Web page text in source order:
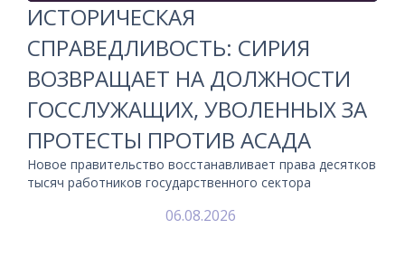
ИСТОРИЧЕСКАЯ
СПРАВЕДЛИВОСТЬ: СИРИЯ
ВОЗВРАЩАЕТ НА ДОЛЖНОСТИ
ГОССЛУЖАЩИХ, УВОЛЕННЫХ ЗА
ПРОТЕСТЫ ПРОТИВ АСАДА
Новое правительство восстанавливает права десятков
тысяч работников государственного сектора
06.08.2026